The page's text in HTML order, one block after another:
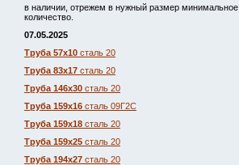
в наличии, отрежем в нужный размер минимальное
количество.
07.05.2025
Труба 57х10 сталь 20
Труба 83х17 сталь 20
Труба 146х30 сталь 20
Труба 159х16 сталь 09Г2С
Труба 159х18 сталь 20
Труба 159х25 сталь 20
Труба 194х27 сталь 20